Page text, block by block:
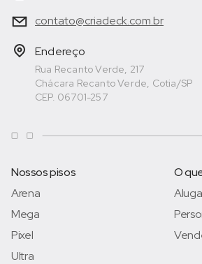
contato@criadeck.com.br
Endereço
Rua Recanto Verde, 217
Chácara Recanto Verde, Cotia/SP
CEP. 06701-257
Nossos pisos
Arena
Mega
Pixel
Ultra
O